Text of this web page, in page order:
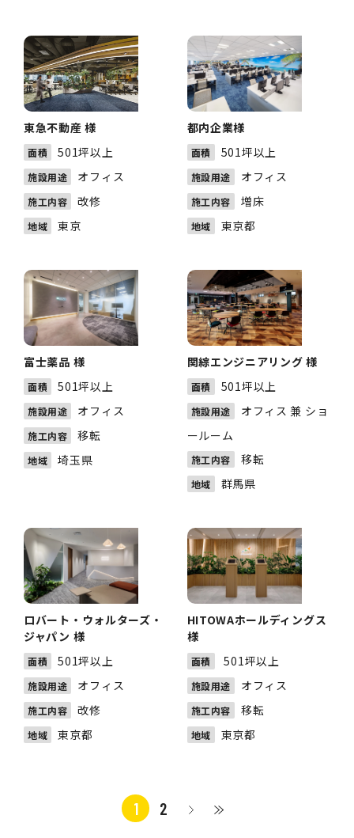
東急不動産 様
面積 501坪以上
施設用途 オフィス
施工内容 改修
地域 東京
都内企業様
面積 501坪以上
施設用途 オフィス
施工内容 増床
地域 東京都
富士薬品 様
面積 501坪以上
施設用途 オフィス
施工内容 移転
地域 埼玉県
関綜エンジニアリング 様
面積 501坪以上
施設用途
オフィス 兼 ショ
ールーム
施工内容 移転
地域 群馬県
ロバート・ウォルターズ・
ジャパン 様
面積 501坪以上
施設用途 オフィス
施工内容 改修
地域 東京都
HITOWAホールディングス
様
面積 501坪以上
施設用途 オフィス
施工内容 移転
地域 東京都
1 2 > ≫